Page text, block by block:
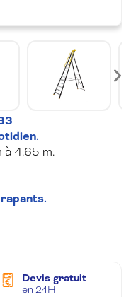
.
4.65 m.
Devis gratuit
en 24H